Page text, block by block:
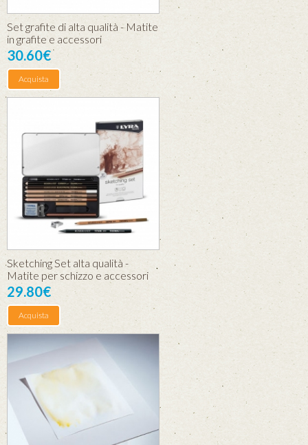
Set grafite di alta qualità - Matite
in grafite e accessori
30.60€
Acquista
Sketching Set alta qualità -
Matite per schizzo e accessori
29.80€
Acquista